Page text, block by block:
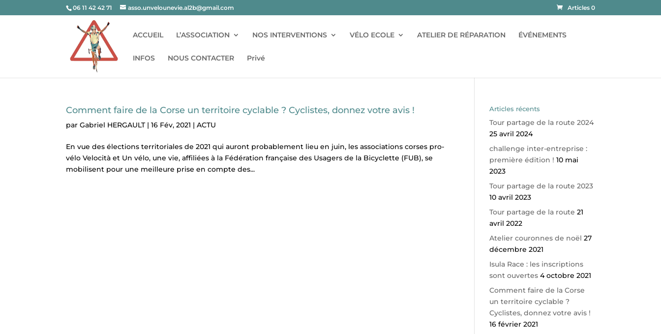
06 11 42 42 71 asso.unvelounevie.al2b@gmail.com Articles 0
ACCUEIL L’ASSOCIATION NOS INTERVENTIONS VÉLO ECOLE ATELIER DE RÉPARATION ÉVÉNEMENTS
INFOS NOUS CONTACTER Privé
Comment faire de la Corse un territoire cyclable ? Cyclistes, donnez votre avis !
parGabriel HERGAULT|16 Fév, 2021 |ACTU
En vue des élections territoriales de 2021 qui auront probablement lieu en juin, les associations corses pro-
vélo Velocità et Un vélo, une vie, affiliées à la Fédération française des Usagers de la Bicyclette (FUB), se
mobilisent pour une meilleure prise en compte des...
Articles récents
Tour partage de la route 2024
25 avril 2024
challenge inter-entreprise :
première édition ! 10 mai
2023
Tour partage de la route 2023
10 avril 2023
Tour partage de la route 21
avril 2022
Atelier couronnes de noël 27
décembre 2021
Isula Race : les inscriptions
sont ouvertes 4 octobre 2021
Comment faire de la Corse
un territoire cyclable ?
Cyclistes, donnez votre avis !
16 février 2021